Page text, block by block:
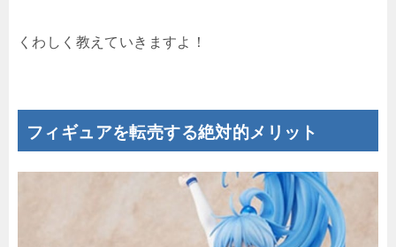
くわしく教えていきますよ！
フィギュアを転売する絶対的メリット